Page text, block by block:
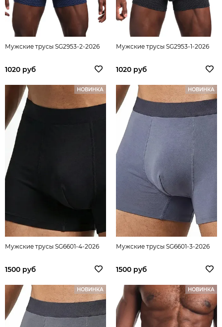
Мужские трусы SG2953-2-2026
1020 руб
Мужские трусы SG2953-1-2026
1020 руб
НОВИНКА
Мужские трусы SG6601-4-2026
1500 руб
НОВИНКА
Мужские трусы SG6601-3-2026
1500 руб
НОВИНКА НОВИНКА